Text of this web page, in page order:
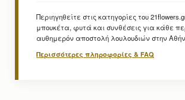
Περιηγηθείτε στις κατηγορίες του
μπουκέτα, φυτά και συνθέσεις για κάθε
αυθημερόν αποστολή λουλουδιών στην
Περισσότερες πληροφορίες & FAQ